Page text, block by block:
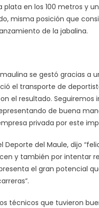
en los 100 metros y
misma posición que
de la jabalina.
se gestó gracias a
el transporte de
el resultado.
de buena
privada por este
Deporte del Maule, dijo
y también por intentar
el gran potencial
técnicos que tuvieron